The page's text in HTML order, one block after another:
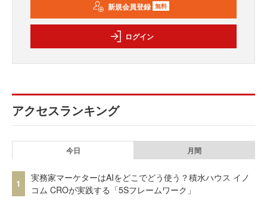
新規会員登録 無料
ログイン
アクセスランキング
今日 月間
1
実務家マーケターはAIをどこでどう使う？積水ハウス イノ
コム CROが実践する「5Sフレームワーク」